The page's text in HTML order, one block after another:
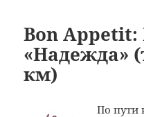
Bon
«Надежда»
км)
По пути